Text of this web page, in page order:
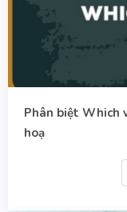
Phân biệt Which
hoạ